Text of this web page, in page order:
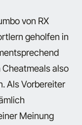
von RX
geholfen in
also
Als Vorbereiter
Meinung